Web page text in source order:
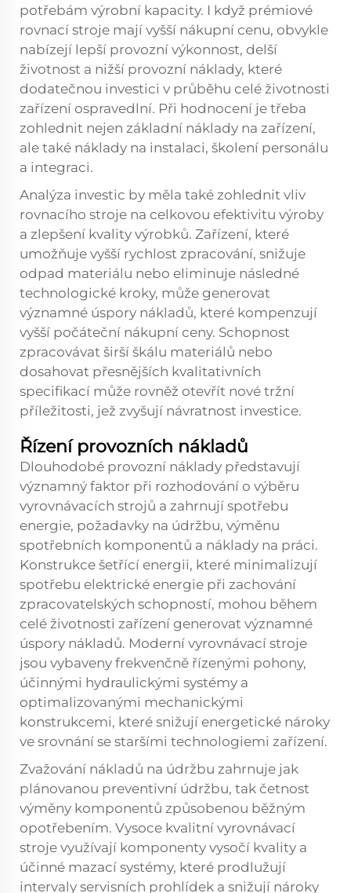
potřebám výrobní kapacity. I když prémiové
rovnací stroje mají vyšší nákupní cenu, obvykle
nabízejí lepší provozní výkonnost, delší
životnost a nižší provozní náklady, které
dodatečnou investici v průběhu celé životnosti
zařízení ospravedlní. Při hodnocení je třeba
zohlednit nejen základní náklady na zařízení,
ale také náklady na instalaci, školení personálu
a integraci.
Analýza investic by měla také zohlednit vliv
rovnacího stroje na celkovou efektivitu výroby
a zlepšení kvality výrobků. Zařízení, které
umožňuje vyšší rychlost zpracování, snižuje
odpad materiálu nebo eliminuje následné
technologické kroky, může generovat
významné úspory nákladů, které kompenzují
vyšší počáteční nákupní ceny. Schopnost
zpracovávat širší škálu materiálů nebo
dosahovat přesnějších kvalitativních
specifikací může rovněž otevřít nové tržní
příležitosti, jež zvyšují návratnost investice.
Řízení provozních nákladů
Dlouhodobé provozní náklady představují
významný faktor při rozhodování o výběru
vyrovnávacích strojů a zahrnují spotřebu
energie, požadavky na údržbu, výměnu
spotřebních komponentů a náklady na práci.
Konstrukce šetřící energii, které minimalizují
spotřebu elektrické energie při zachování
zpracovatelských schopností, mohou během
celé životnosti zařízení generovat významné
úspory nákladů. Moderní vyrovnávací stroje
jsou vybaveny frekvenčně řízenými pohony,
účinnými hydraulickými systémy a
optimalizovanými mechanickými
konstrukcemi, které snižují energetické nároky
ve srovnání se staršími technologiemi zařízení.
Zvažování nákladů na údržbu zahrnuje jak
plánovanou preventivní údržbu, tak četnost
výměny komponentů způsobenou běžným
opotřebením. Vysoce kvalitní vyrovnávací
stroje využívají komponenty vysočí kvality a
účinné mazací systémy, které prodlužují
intervaly servisních prohlídek a snižují nároky